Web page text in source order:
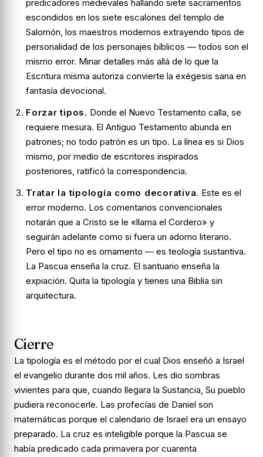
predicadores medievales hallando siete sacramentos
escondidos en los siete escalones del templo de
Salomón, los maestros modernos extrayendo tipos de
personalidad de los personajes bíblicos — todos son el
mismo error. Minar detalles más allá de lo que la
Escritura misma autoriza convierte la exégesis sana en
fantasía devocional.
Forzar tipos. Donde el Nuevo Testamento calla, se
requiere mesura. El Antiguo Testamento abunda en
patrones; no todo patrón es un tipo. La línea es si Dios
mismo, por medio de escritores inspirados
posteriores, ratificó la correspondencia.
Tratar la tipología como decorativa. Este es el
error moderno. Los comentarios convencionales
notarán que a Cristo se le «llama el Cordero» y
seguirán adelante como si fuera un adorno literario.
Pero el tipo no es ornamento — es teología sustantiva.
La Pascua enseña la cruz. El santuario enseña la
expiación. Quita la tipología y tienes una Biblia sin
arquitectura.
Cierre
La tipología es el método por el cual Dios enseñó a Israel
el evangelio durante dos mil años. Les dio sombras
vivientes para que, cuando llegara la Sustancia, Su pueblo
pudiera reconocerle. Las profecías de Daniel son
matemáticas porque el calendario de Israel era un ensayo
preparado. La cruz es inteligible porque la Pascua se
había predicado cada primavera por cuarenta